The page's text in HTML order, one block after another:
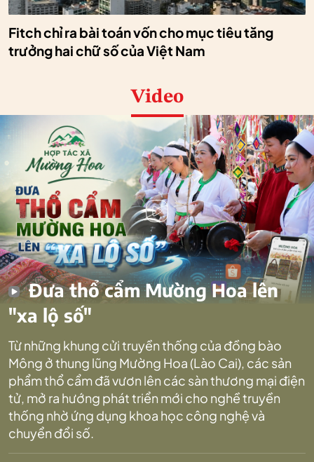
Fitch chỉ ra bài toán vốn cho mục tiêu tăng
trưởng hai chữ số của Việt Nam
Video
Đưa thổ cẩm Mường Hoa lên
"xa lộ số"
Từ những khung cửi truyền thống của đồng bào
Mông ở thung lũng Mường Hoa (Lào Cai), các sản
phẩm thổ cẩm đã vươn lên các sàn thương mại điện
tử, mở ra hướng phát triển mới cho nghề truyền
thống nhờ ứng dụng khoa học công nghệ và
chuyển đổi số.